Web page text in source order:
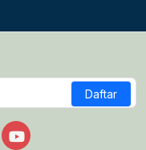
Daftar
on Xus on Instagram
Follow us on